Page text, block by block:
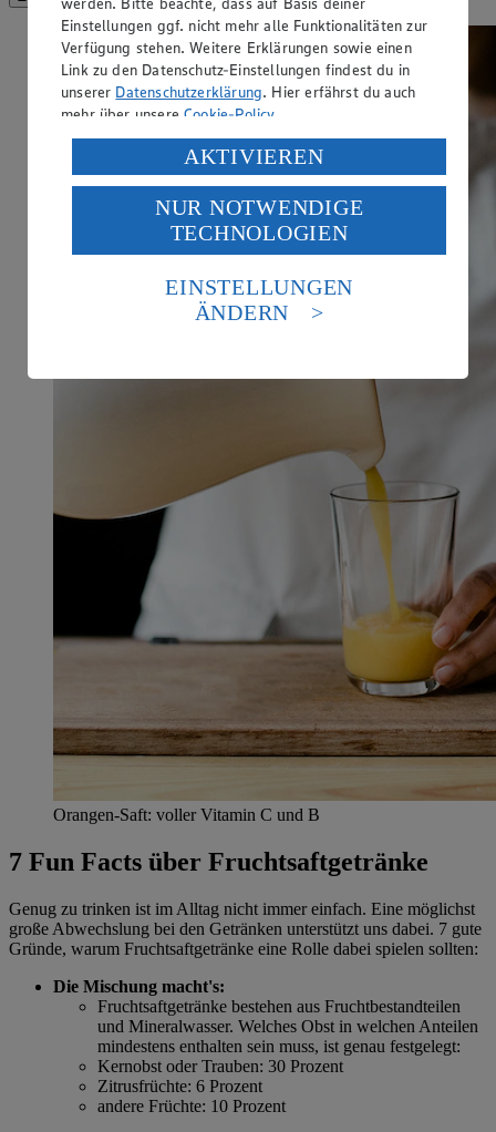
Orangen-Saft: voller Vitamin C und B
7 Fun Facts über Fruchtsaftgetränke
Genug zu trinken ist im Alltag nicht immer einfach. Eine möglichst
große Abwechslung bei den Getränken unterstützt uns dabei. 7 gute
Gründe, warum Fruchtsaftgetränke eine Rolle dabei spielen sollten:
Die Mischung macht's:
Fruchtsaftgetränke bestehen aus Fruchtbestandteilen
und Mineralwasser. Welches Obst in welchen Anteilen
mindestens enthalten sein muss, ist genau festgelegt:
Kernobst oder Trauben: 30 Prozent
Zitrusfrüchte: 6 Prozent
andere Früchte: 10 Prozent
Einstellungen ggf. nicht mehr alle Funktionalitäten zur
Verfügung stehen. Weitere Erklärungen sowie einen
Link zu den Datenschutz-Einstellungen findest du in
unserer Datenschutzerklärung. Hier erfährst du auch
mehr über unsereCookie-Policy.
Verarbeitung deiner personenbezogenen Daten in den
USA durch Facebook und YouTube:
Wenn du auf „Aktivieren“ klickst, willigst du im Sinne
des Art. 49 Abs. 1 Satz 1 lit. a) DSGVO ein, dass deine
Daten in den USA verarbeitet werden. Der EuGH sieht
die USA als Land mit einem nach europäischen
Standards nicht angemessenen Datenschutzniveau an.
Es besteht das Risiko eines Zugriffs durch US-
Informationen zum Herausgeber der Seite findest du
AKTIVIEREN
NUR NOTWENDIGE
TECHNOLOGIEN
EINSTELLUNGEN
ÄNDERN